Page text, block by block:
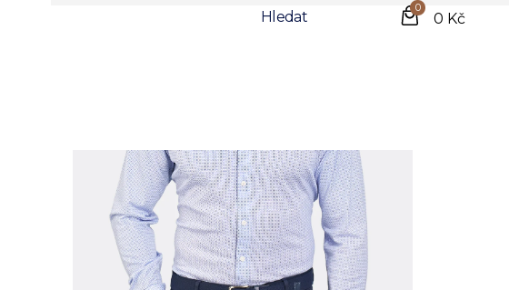
Hledat
0
0 Kč